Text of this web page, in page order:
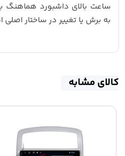
ساعت بالای داشبورد هماهنگ
به برش یا تغییر در ساختار
کالای مشابه